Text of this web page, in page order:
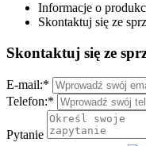
Informacje o
Skontaktuj się ze
Skontaktuj się ze
E-mail:*
Telefon:*
Pytanie